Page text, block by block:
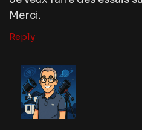
Merci.
Reply